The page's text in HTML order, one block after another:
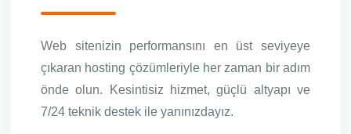
Web sitenizin performansını en üst seviyeye
çıkaran hosting çözümleriyle her zaman bir adım
önde olun. Kesintisiz hizmet, güçlü altyapı ve
7/24 teknik destek ile yanınızdayız.